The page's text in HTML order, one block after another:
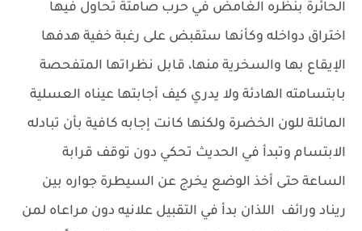
الحائرة بنظره الغامض في حرب صامتة تحاول فيها
اختراق دواخله وكأنها ستقبض على رغبة خفية هدفها
الإيقاع بها والسخرية منها، قابل نظراتها المتفحصة
بابتسامته الهادئة ولا يدري كيف أجابتها عيناه العسلية
المائلة للون الخضرة ولكنها كانت إجابه كافية بأن تبادله
الابتسام وتبدأ في الحديث تحكي دون توقف قرابة
الساعة حتى أخذ الوضع يخرج عن السيطرة جواره بين
ريناد ورائف اللذان بدأ في التقبيل علانيه دون مراعاه لمن